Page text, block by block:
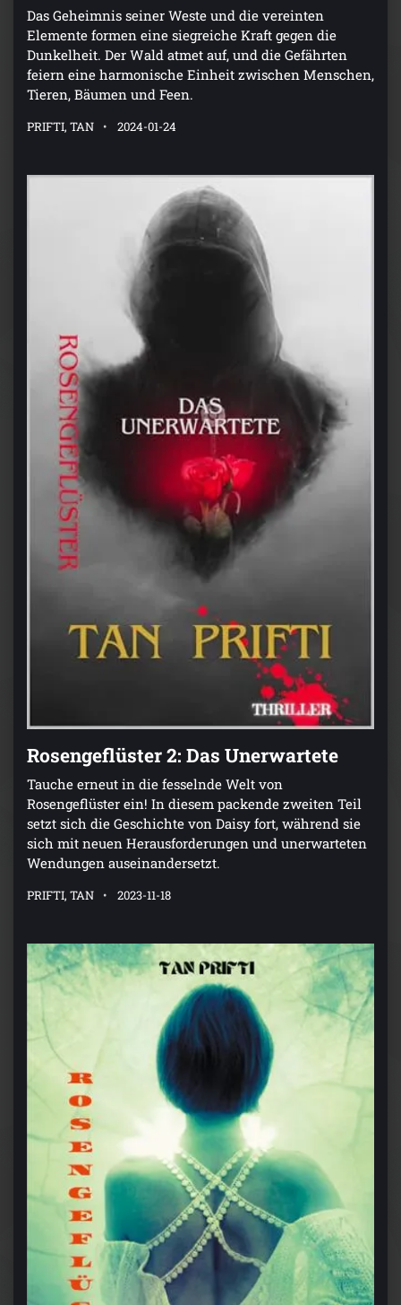
Das Geheimnis seiner Weste und die vereinten
Elemente formen eine siegreiche Kraft gegen die
Dunkelheit. Der Wald atmet auf, und die Gefährten
feiern eine harmonische Einheit zwischen Menschen,
Tieren, Bäumen und Feen.
PRIFTI, TAN 2024-01-24
Rosengeflüster 2: Das Unerwartete
Tauche erneut in die fesselnde Welt von
Rosengeflüster ein! In diesem packende zweiten Teil
setzt sich die Geschichte von Daisy fort, während sie
sich mit neuen Herausforderungen und unerwarteten
Wendungen auseinandersetzt.
PRIFTI, TAN 2023-11-18